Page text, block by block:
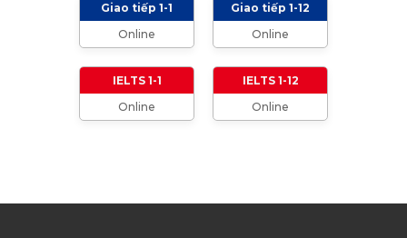
TIÊU CHÍ CHẤM IELTS SPEAKING, WRITING
2024 VÀ NHỮNG LƯU Ý
TỔNG HỢP CÁCH XƯNG HÔ TRONG TIẾNG
ANH (Từ formal đến informal)
DỤNG VÀ CÁCH VẬN DỤNG
Giao tiếp 1-1
Online
Giao tiếp 1-12
Online
IELTS 1-1
Online
IELTS 1-12
Online